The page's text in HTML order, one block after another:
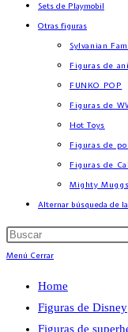
Sets de Playmobil
Otras figuras
Sylvanian
Figuras de
FUNKO POP
Figuras de
Hot Toys
Figuras de
Figuras de
Mighty Muggs
Alternar búsqueda de
Menú Cerrar
Home
Figuras de Disney
Figuras de